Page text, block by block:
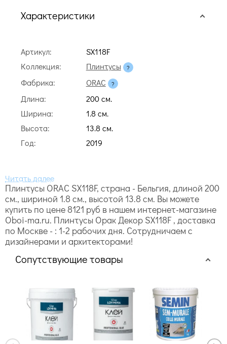
Характеристики
Артикул:
SX118F
Коллекция:
Плинтусы
Фабрика:
ORAC
Длина:
200 cм.
Ширина:
1.8 cм.
Высота:
13.8 cм.
Год:
2019
Плинтусы ORAC SX118F, страна - Бельгия, длиной 200
cм., шириной 1.8 cм., высотой 13.8 cм. Вы можете
купить по цене 8121 руб в нашем интернет-магазине
Oboi-ma.ru. Плинтусы Орак Декор SX118F , доставка
по Москве - : 1-2 рабочих дня. Сотрудничаем с
дизайнерами и архитекторами!
Сопутствующие товары